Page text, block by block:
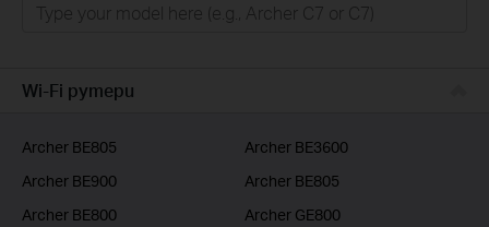
Бизнес решения
Wi-Fi рутери
Archer BE805
Archer BE3600
Archer BE900
Archer BE805
Archer BE800
Archer GE800